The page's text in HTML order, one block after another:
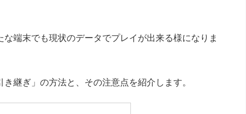
端末でも現状のデータでプレイが出来る様になりま
継ぎ」の方法と、その注意点を紹介します。